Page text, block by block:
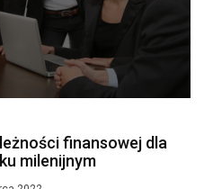
finansowej dla
milenijnym